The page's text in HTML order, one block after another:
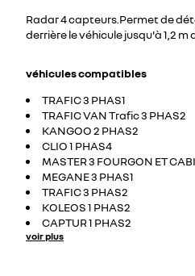
Radar 4 capteurs.Permet de
derrière le véhicule jusqu'à 1,2 m
véhicules compatibles
TRAFIC 3 PHAS1
TRAFIC VAN Trafic 3 PHAS2
KANGOO 2 PHAS2
CLIO 1 PHAS4
MASTER 3 FOURGON ET
MEGANE 3 PHAS1
TRAFIC 3 PHAS2
KOLEOS 1 PHAS2
CAPTUR 1 PHAS2
voir plus